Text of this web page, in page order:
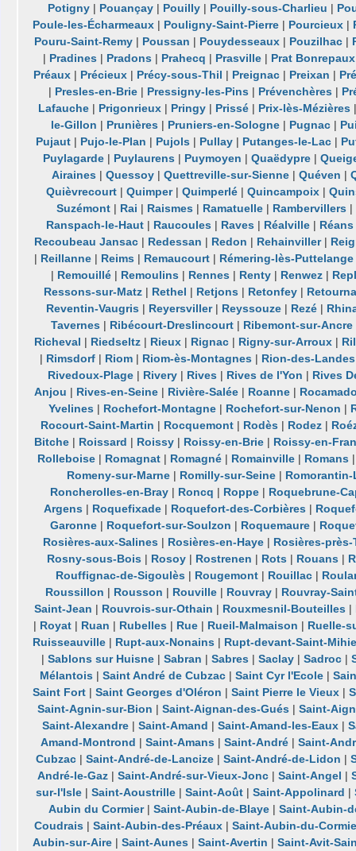
Potigny | Pouançay | Pouilly | Pouilly-sous-Charlieu |
Poule-les-Écharmeaux | Pouligny-Saint-Pierre | Pourcieux |
Pouru-Saint-Remy| Poussan | Pouydesseaux| Pouzilhac|
| Pradines| Pradons| Prahecq | Prasville| Prat Bonrepaux
Préaux | Précieux | Précy-sous-Thil | Preignac | Preixan |
| Presles-en-Brie | Pressigny-les-Pins | Prévenchères |
Lafauche | Prigonrieux | Pringy | Prissé | Prix-lès-Mézières
le-Gillon | Prunières| Pruniers-en-Sologne| Pugnac|
Pujaut| Pujo-le-Plan | Pujols| Pullay| Putanges-le-Lac|
Puylagarde| Puylaurens| Puymoyen | Quaëdypre|
Airaines |Quessoy |Quettreville-sur-Sienne |Quéven |
Quièvrecourt |Quimper|Quimperlé |Quincampoix |
Suzémont| Rai | Raismes| Ramatuelle| Rambervillers|
Ranspach-le-Haut| Raucoules| Raves| Réalville| Réans
Recoubeau Jansac | Redessan | Redon | Rehainviller|
| Reillanne| Reims| Remaucourt| Rémering-lès-Puttelange
| Remouillé | Remoulins | Rennes | Renty | Renwez |
Ressons-sur-Matz| Rethel | Retjons| Retonfey|
Reventin-Vaugris| Reyersviller| Reyssouze| Rezé|
Tavernes | Ribécourt-Dreslincourt | Ribemont-sur-Ancre
Richeval | Riedseltz| Rieux| Rignac| Rigny-sur-Arroux|
| Rimsdorf | Riom | Riom-ès-Montagnes | Rion-des-Landes
Rivedoux-Plage| Rivery| Rives| Rives de l'Yon | Rives
Anjou | Rives-en-Seine | Rivière-Salée | Roanne |
Yvelines| Rochefort-Montagne| Rochefort-sur-Nenon |
Rocourt-Saint-Martin | Rocquemont| Rodès| Rodez|
Bitche| Roissard | Roissy| Roissy-en-Brie| Roissy-en-
Rolleboise| Romagnat| Romagné| Romainville| Romans
Romeny-sur-Marne| Romilly-sur-Seine|
Roncherolles-en-Bray| Roncq | Roppe| Roquebrune-
Argens | Roquefixade | Roquefort-des-Corbières |
Garonne| Roquefort-sur-Soulzon | Roquemaure|
Rosières-aux-Salines | Rosières-en-Haye | Rosières-près-
Rosny-sous-Bois | Rosoy | Rostrenen | Rots | Rouans |
Rouffignac-de-Sigoulès| Rougemont| Rouillac|
Roussillon | Rousson | Rouville| Rouvray| Rouvray-
Saint-Jean | Rouvrois-sur-Othain | Rouxmesnil-Bouteilles |
| Royat| Ruan | Rubelles| Rue| Rueil-Malmaison | Ruelle-
Ruisseauville| Rupt-aux-Nonains| Rupt-devant-Saint-
|Sablons sur Huisne |Sabran |Sabres |Saclay |Sadroc |
Mélantois| Saint André de Cubzac| Saint Cyr l'Ecole|
Saint Fort |Saint Georges d'Oléron |Saint Pierre le Vieux |
Saint-Agnin-sur-Bion | Saint-Aignan-des-Gués| Saint-
Saint-Alexandre |Saint-Amand |Saint-Amand-les-Eaux |
Amand-Montrond |Saint-Amans |Saint-André |Saint-
Cubzac |Saint-André-de-Lancize |Saint-André-de-Lidon |
André-le-Gaz |Saint-André-sur-Vieux-Jonc |Saint-Angel |
sur-l'Isle| Saint-Aoustrille| Saint-Août| Saint-Appolinard |
Aubin du Cormier|Saint-Aubin-de-Blaye |Saint-Aubin-
Coudrais |Saint-Aubin-des-Préaux |Saint-Aubin-du-
Aubin-sur-Aire |Saint-Aunes |Saint-Avertin |Saint-Avit-